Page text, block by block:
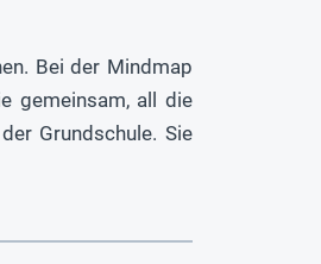
Bei der Mindmap
gemeinsam, all die
Grundschule. Sie